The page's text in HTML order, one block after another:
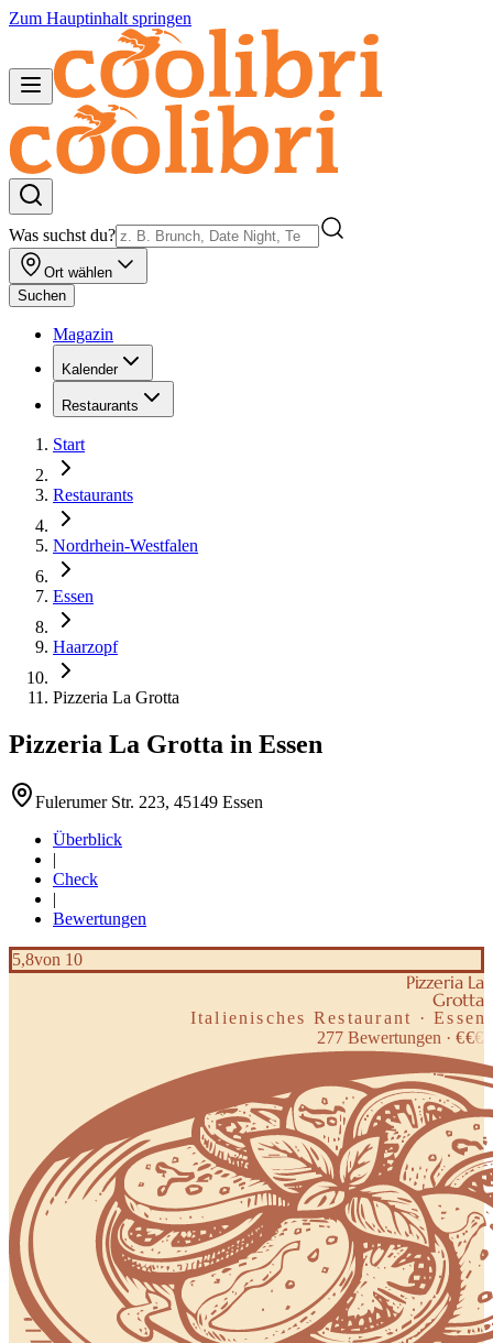
Zum Hauptinhalt springen
Was suchst du?
Ort wählen
Suchen
Magazin
Kalender
Restaurants
Start
Restaurants
Nordrhein-Westfalen
Essen
Haarzopf
Pizzeria La Grotta
Pizzeria La Grotta in Essen
Fulerumer Str. 223, 45149 Essen
Überblick
|
Check
|
Bewertungen
5,8von 10
Pizzeria La
Grotta
Italienisches Restaurant · Essen
277 Bewertungen ·€€€